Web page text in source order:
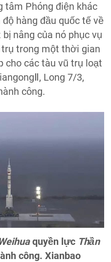
tâm Phóng điện khác
hàng đầu quốc tế về
nâng của nó phục vụ
trong một thời gian
cho các tàu vũ trụ loạt
Long 7/3,
công.
quyền lực Thần
công. Xianbao